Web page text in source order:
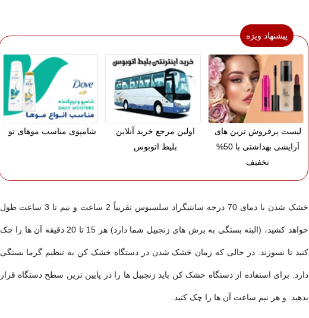
پیشنهاد ویژه
لیست پرفروش ترین های
آرایشی بهداشتی با 50%
تخفیف
اولین مرجع خرید آنلاین
بلیط اتوبوس
شامپوی مناسب موهای تو
خشک شدن با دمای 70 درجه سانتیگراد سلسیوس تقریباً 2 ساعت و نیم تا 3 ساعت طول
خواهد کشید، (البته بستگی به برش های زنجبیل شما دارد) هر 15 تا 20 دقیقه آن ها را چک
کنید تا نسوزند. در حالی که زمان خشک شدن در دستگاه خشک کن به تنظیم گرما بستگی
دارد. برای استفاده از دستگاه خشک کن باید زنجبیل ها را در پایین ترین سطح دستگاه قرار
بدهید. و هر نیم ساعت آن ها را چک کنید.